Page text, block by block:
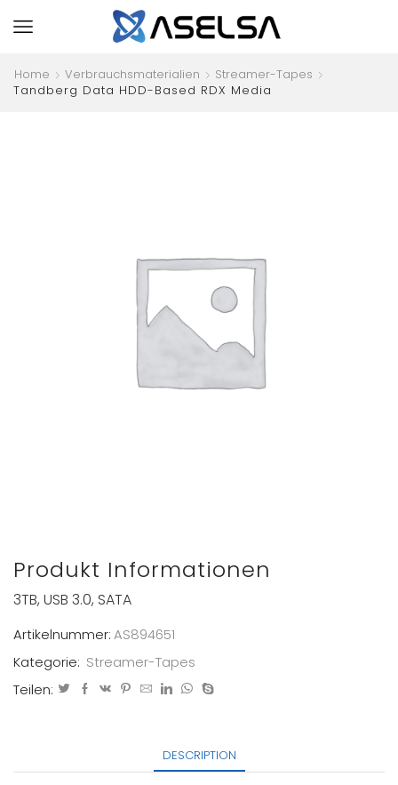
Home Verbrauchsmaterialien
Streamer-Tapes
Tandberg Data HDD-Based RDX Media
Produkt Informationen
3TB, USB 3.0, SATA
Artikelnummer:AS894651
Kategorie: Streamer-Tapes
Teilen:
DESCRIPTION